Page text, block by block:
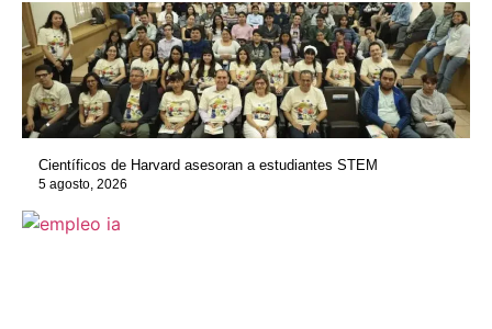
Científicos de Harvard asesoran a estudiantes STEM
5 agosto, 2026